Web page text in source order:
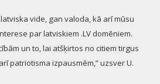
vide, gan valoda, kā arī mūsu
par latviskiem .LV domēniem.
un to, lai atšķirtos no citiem tirgus
patriotisma izpausmēm,” uzsver U.